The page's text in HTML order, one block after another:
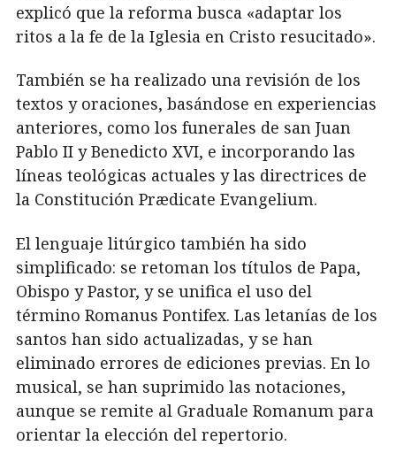
explicó que la reforma busca «adaptar los
ritos a la fe de la Iglesia en Cristo resucitado».
También se ha realizado una revisión de los
textos y oraciones, basándose en experiencias
anteriores, como los funerales de san Juan
Pablo II y Benedicto XVI, e incorporando las
líneas teológicas actuales y las directrices de
la Constitución Prædicate Evangelium.
El lenguaje litúrgico también ha sido
simplificado: se retoman los títulos de Papa,
Obispo y Pastor, y se unifica el uso del
término Romanus Pontifex. Las letanías de los
santos han sido actualizadas, y se han
eliminado errores de ediciones previas. En lo
musical, se han suprimido las notaciones,
aunque se remite al Graduale Romanum para
orientar la elección del repertorio.